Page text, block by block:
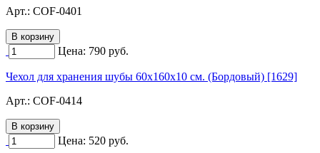
Арт.: COF-0401
Цена: 790 руб.
Чехол для хранения шубы 60х160х10 см. (Бордовый) [1629]
Арт.: COF-0414
Цена: 520 руб.